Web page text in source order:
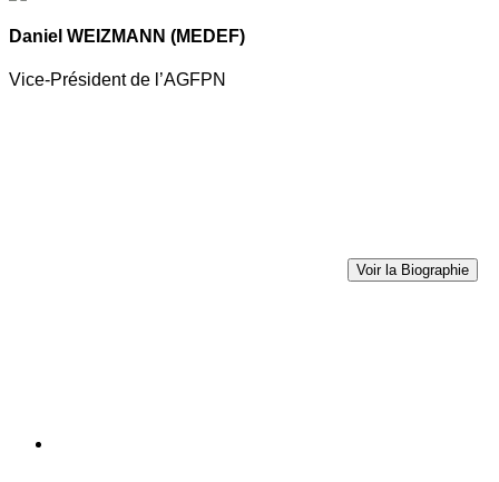
Daniel WEIZMANN (MEDEF)
Vice-Président de l’AGFPN
Voir la Biographie